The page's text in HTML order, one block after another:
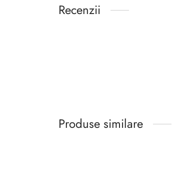
Recenzii
Produse similare